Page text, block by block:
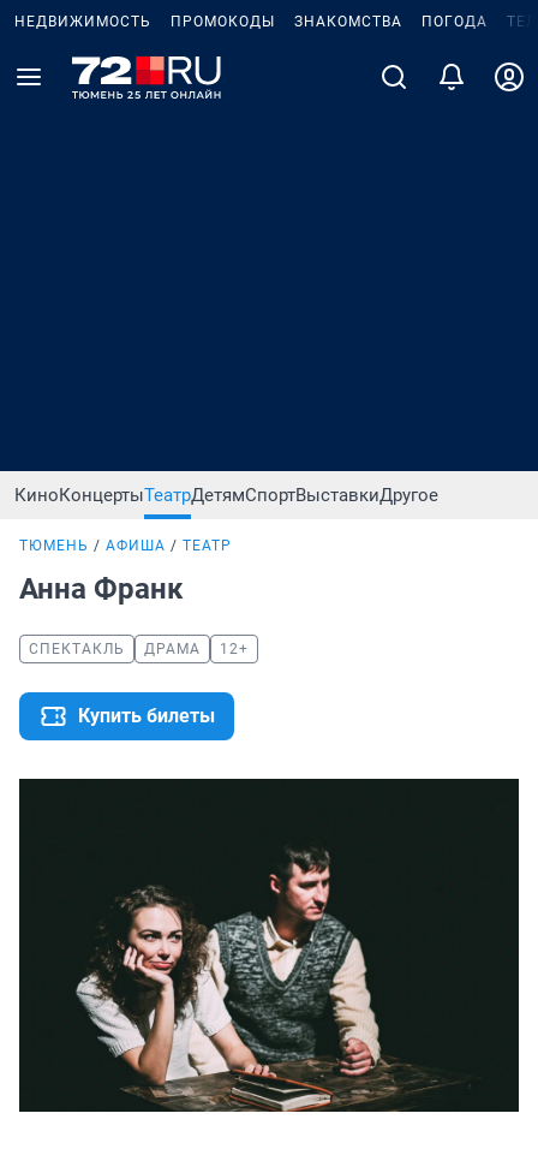
НЕДВИЖИМОСТЬ ПРОМОКОДЫ ЗНАКОМСТВА ПОГОДА
КиноКонцертыТеатрДетямСпортВыставкиДругое
ТЮМЕНЬ АФИША ТЕАТР
Анна Франк
СПЕКТАКЛЬ ДРАМА 12+
Купить билеты